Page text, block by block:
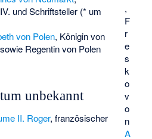
,
F
r
e
s
k
o
v
o
n
A
und Schriftsteller (* um
von Polen, Königin von
Regentin von Polen
unbekannt
II. Roger, französischer